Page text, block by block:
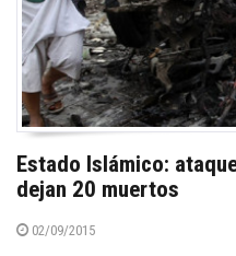
Estado Islámico:
dejan 20 muertos
02/09/2015